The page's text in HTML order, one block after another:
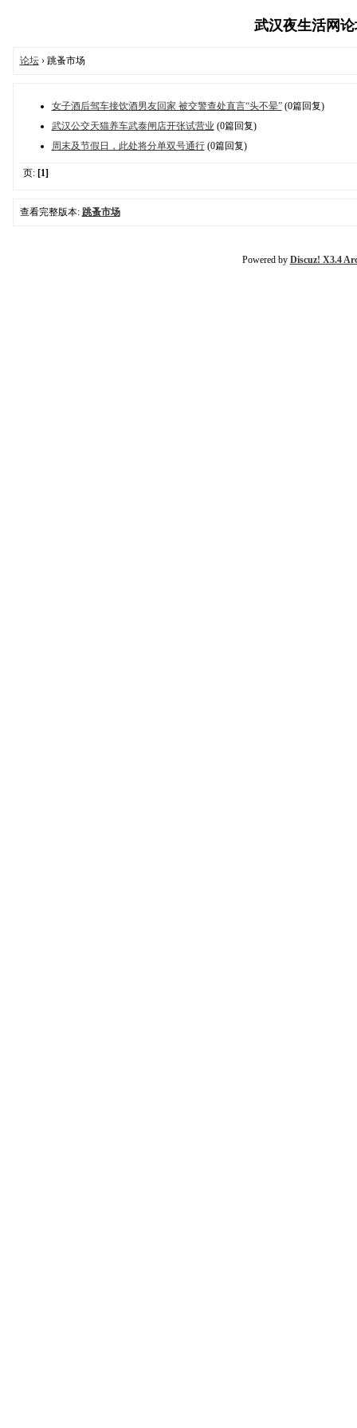
武汉夜生活网
论坛› 跳蚤市场
女子酒后驾车接饮酒男友回家 被交警查处直言“头不晕”(0篇回复)
武汉公交天猫养车武泰闸店开张试营业 (0篇回复)
周末及节假日，此处将分单双号通行(0篇回复)
页: [1]
查看完整版本: 跳蚤市场
Powered by Discuz! X3.4